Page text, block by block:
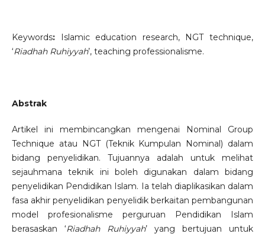
Keywords:
Islamic education research, NGT technique,
‘Riadhah Ruhiyyah’, teaching professionalisme.
Abstrak
Artikel ini membincangkan mengenai Nominal Group
Technique atau NGT (Teknik Kumpulan Nominal) dalam
bidang penyelidikan. Tujuannya adalah untuk melihat
sejauhmana teknik ini boleh digunakan dalam bidang
penyelidikan Pendidikan Islam. Ia telah diaplikasikan dalam
fasa akhir penyelidikan penyelidik berkaitan pembangunan
model profesionalisme perguruan Pendidikan Islam
berasaskan ‘Riadhah Ruhiyyah’ yang bertujuan untuk